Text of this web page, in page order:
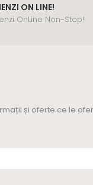
ON LINE!
OnLine Non-Stop!
și oferte ce le